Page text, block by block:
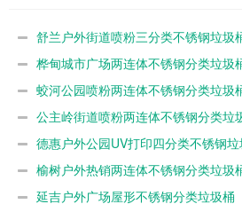
舒兰户外街道喷粉三分类不锈钢垃圾
桦甸城市广场两连体不锈钢分类垃圾
蛟河公园喷粉两连体不锈钢分类垃圾
公主岭街道喷粉两连体不锈钢分类垃
德惠户外公园UV打印四分类不锈钢垃
榆树户外热销两连体不锈钢分类垃圾
延吉户外广场屋形不锈钢分类垃圾桶